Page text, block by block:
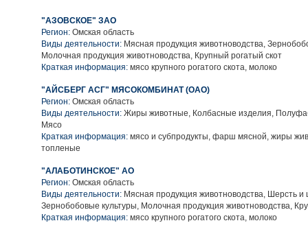
"АЗОВСКОЕ" ЗАО
Регион: Омская область
Виды деятельности: Мясная продукция животноводства,
Молочная продукция животноводства, Крупный рогатый скот
Краткая информация: мясо крупного рогатого скота, молоко
"АЙСБЕРГ АСГ" МЯСОКОМБИНАТ (ОАО)
Регион: Омская область
Виды деятельности: Жиры животные, Колбасные изделия,
Мясо
Краткая информация: мясо и субпродукты, фарш мясной, жиры
топленые
"АЛАБОТИНСКОЕ" АО
Регион: Омская область
Виды деятельности: Мясная продукция животноводства, Шерсть и
Зернобобовые культуры, Молочная продукция животноводства,
Краткая информация: мясо крупного рогатого скота, молоко